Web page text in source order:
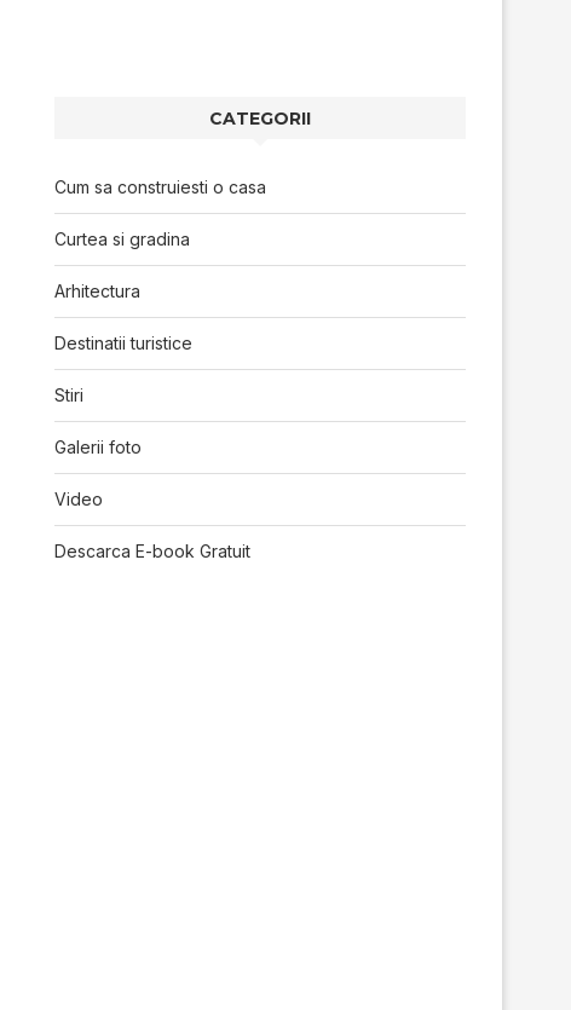
CATEGORII
Cum sa construiesti o casa
Curtea si gradina
Arhitectura
Destinatii turistice
Stiri
Galerii foto
Video
Descarca E-book Gratuit